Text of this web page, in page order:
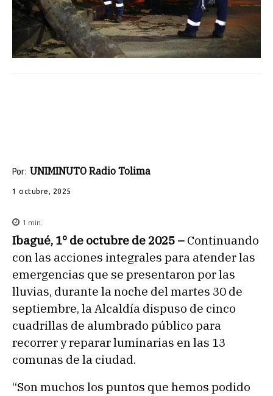
Por: UNIMINUTO Radio Tolima
1 octubre, 2025
1 min.
Ibagué, 1° de octubre de 2025 – Continuando
con las acciones integrales para atender las
emergencias que se presentaron por las
lluvias, durante la noche del martes 30 de
septiembre, la Alcaldía dispuso de cinco
cuadrillas de alumbrado público para
recorrer y reparar luminarias en las 13
comunas de la ciudad.
“Son muchos los puntos que hemos podido